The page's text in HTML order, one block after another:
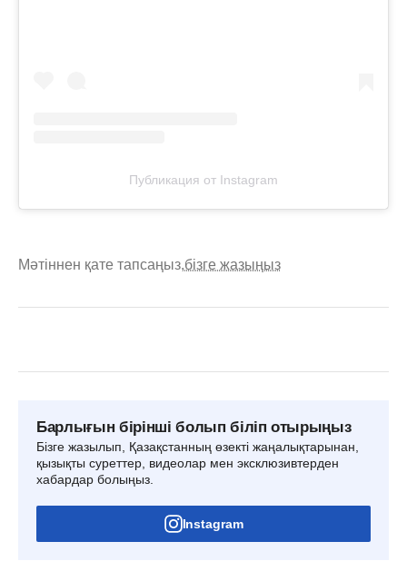
Публикация от Instagram
Мәтіннен қате тапсаңыз,бізге жазыңыз
Барлығын бірінші болып біліп отырыңыз
Бізге жазылып, Қазақстанның өзекті жаңалықтарынан,
қызықты суреттер, видеолар мен эксклюзивтерден
хабардар болыңыз.
Instagram